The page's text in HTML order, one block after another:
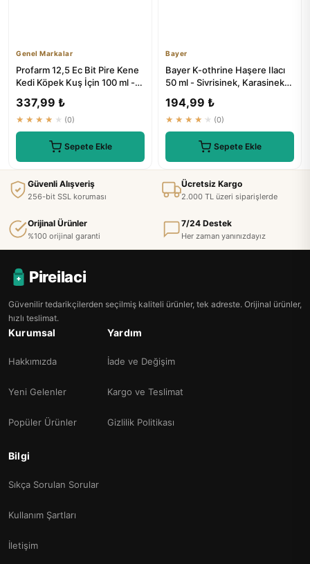
Genel Markalar
Profarm 12,5 Ec Bit Pire Kene
Kedi Köpek Kuş İçin 100 ml -
337,99 ₺
★★★★★ (0)
Sepete Ekle
Bayer
Bayer K-othrine Haşere Ilacı
50 ml - Sivrisinek, Karasinek,
194,99 ₺
★★★★★ (0)
Sepete Ekle
Güvenli Alışveriş
256-bit SSL koruması
Ücretsiz Kargo
2.000 TL üzeri siparişlerde
Orijinal Ürünler
%100 orijinal garanti
7/24 Destek
Her zaman yanınızdayız
Pireilaci
Güvenilir tedarikçilerden seçilmiş kaliteli ürünler, tek adreste. Orijinal ürünler,
hızlı teslimat.
Kurumsal
Hakkımızda
Yeni Gelenler
Popüler Ürünler
Yardım
İade ve Değişim
Kargo ve Teslimat
Gizlilik Politikası
Bilgi
Sıkça Sorulan Sorular
Kullanım Şartları
İletişim